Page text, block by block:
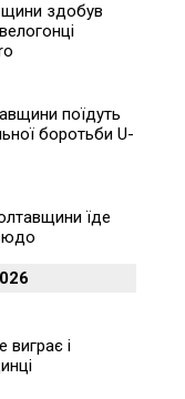
здобув
поїдуть
боротьби U-
їде
виграє і